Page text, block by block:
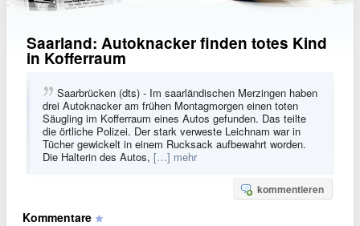
Saarland: Autoknacker finden totes Kind
in Kofferraum
Saarbrücken (dts) - Im saarländischen Merzingen haben
drei Autoknacker am frühen Montagmorgen einen toten
Säugling im Kofferraum eines Autos gefunden. Das teilte
die örtliche Polizei. Der stark verweste Leichnam war in
Tücher gewickelt in einem Rucksack aufbewahrt worden.
Die Halterin des Autos, […] mehr
kommentieren
Kommentare